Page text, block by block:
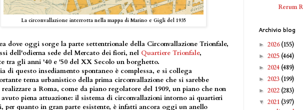
La circonvallazione interrotta nella mappa di Marino e Gigli del 1935
dove oggi sorge la parte settentrionale della Circonvallazione Trionfale,
dell'odierna sede del Mercato dei fiori, nel Quartiere Trionfale,
tra gli anni '40 e '50 del XX Secolo un borghetto.
di questo insediamento spontaneo è complessa, e si collega
tema urbanistico della prima circonvallazione che si sarebbe
a Roma, come da piano regolatore del 1909, un piano che non
piena attuazione: il sistema di circonvallazioni intorno ai quartieri
per quanto in gran parte esistente, è infatti ancora oggi un anello
Rerum
Archivio blog
► 2026(155)
► 2025 (464)
► 2024 (489)
► 2023 (199)
► 2022 (283)
▼ 2021 (397)